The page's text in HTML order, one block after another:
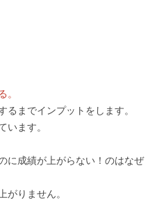
。
るまでインプットをします。
います。
に成績が上がらない！のはなぜ
がりません。